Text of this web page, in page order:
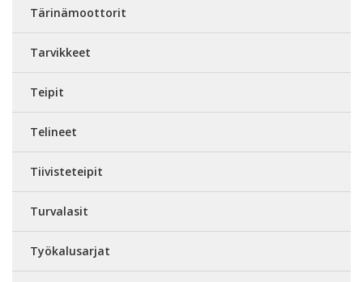
Tärinämoottorit
Tarvikkeet
Teipit
Telineet
Tiivisteteipit
Turvalasit
Työkalusarjat